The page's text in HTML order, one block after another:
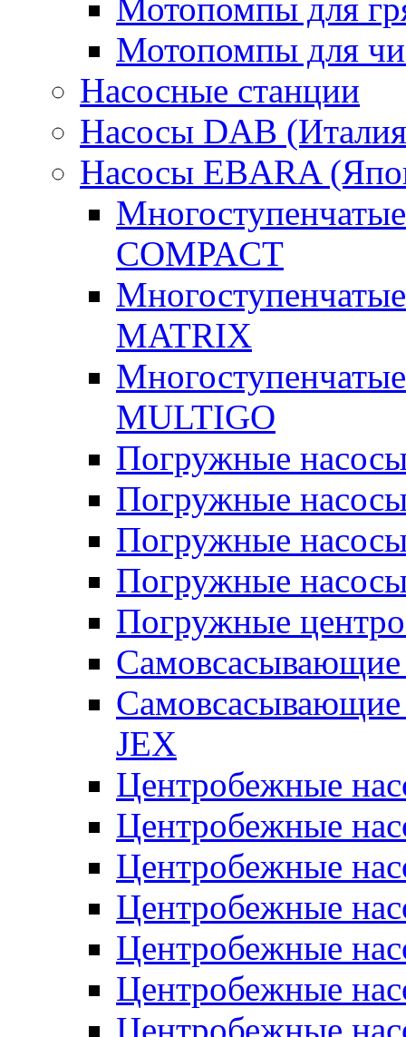
Мотопомпы для
Мотопомпы для
Насосные станции
Насосы DAB
Насосы EBARA
COMPACT
MATRIX
MULTIGO
Погружные
Погружные
Погружные
Погружные
Погружные
Самовсасывающие
Самовсасывающие
JEX
Центробежные
Центробежные
Центробежные
Центробежные
Центробежные
Центробежные
Центробежные